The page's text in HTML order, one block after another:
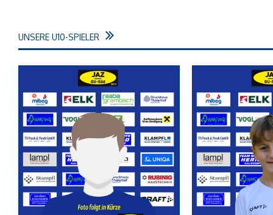
UNSERE U10-SPIELER